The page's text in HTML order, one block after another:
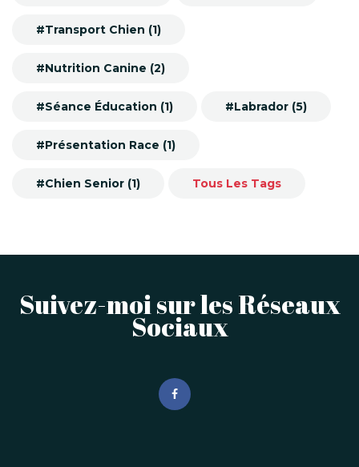
#Transport Chien (1)
#Nutrition Canine (2)
#Séance Éducation (1) #Labrador (5)
#Présentation Race (1)
#Chien Senior (1) Tous Les Tags
Suivez-moi sur les Réseaux
Sociaux